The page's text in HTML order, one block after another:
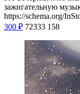
зажигательную
https://schema.org/
300 ₽ 72333 158